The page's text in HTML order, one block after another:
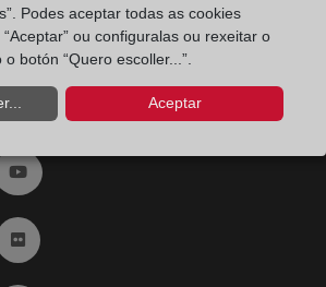
Ir a facebook (abre en ventana nueva)
Ir a twitter (abre en ventana nueva)
Ir a YouTube (abre en ventana nueva)
Ir a Flickr (abre en ventana nueva)
Podes aceptar todas as cookies
ou configuralas ou rexeitar o
botón “Quero escoller...”.
Aceptar